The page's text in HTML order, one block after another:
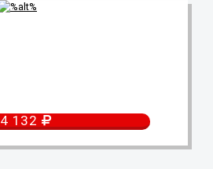
4 132